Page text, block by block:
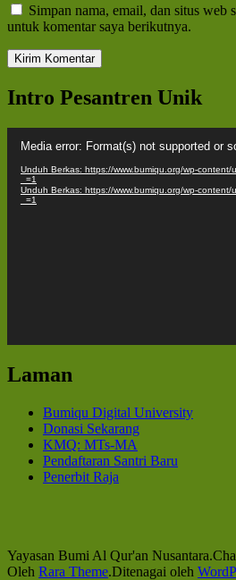
Simpan nama, email, dan situs web
untuk komentar saya berikutnya.
Intro Pesantren Unik
Video
Media error: Format(s) not supported or
Unduh Berkas: https://www.bumiqu.org/wp-
_=1
Unduh Berkas: https://www.bumiqu.org/wp-
_=1
Laman
Bumiqu Digital University
Donasi Sekarang
KMQ: MTs-MA
Pendaftaran Santri Baru
Penerbit Raja
Yayasan Bumi Al Qur'an Nusantara.
Oleh Rara Theme.Ditenagai oleh